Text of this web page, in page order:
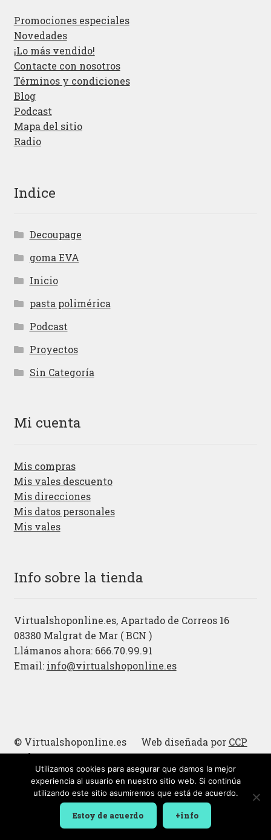
Promociones especiales
Novedades
¡Lo más vendido!
Contacte con nosotros
Términos y condiciones
Blog
Podcast
Mapa del sitio
Radio
Indice
Decoupage
goma EVA
Inicio
pasta polimérica
Podcast
Proyectos
Sin Categoría
Mi cuenta
Mis compras
Mis vales descuento
Mis direcciones
Mis datos personales
Mis vales
Info sobre la tienda
Virtualshoponline.es, Apartado de Correos 16
08380 Malgrat de Mar ( BCN )
Llámanos ahora: 666.70.99.91
Email: info@virtualshoponline.es
© Virtualshoponline.es Web diseñada por CCP
Cadena
Cucharas de madera
Utilizamos cookies para asegurar que damos la mejor
experiencia al usuario en nuestro sitio web. Si continúa
utilizando este sitio asumiremos que está de acuerdo.
Estoy de acuerdo +info